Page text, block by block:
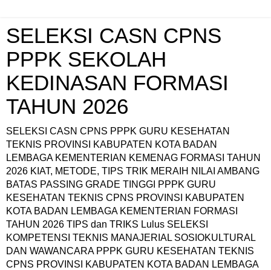
SELEKSI CASN CPNS
PPPK SEKOLAH
KEDINASAN FORMASI
TAHUN 2026
SELEKSI CASN CPNS PPPK GURU KESEHATAN
TEKNIS PROVINSI KABUPATEN KOTA BADAN
LEMBAGA KEMENTERIAN KEMENAG FORMASI TAHUN
2026 KIAT, METODE, TIPS TRIK MERAIH NILAI AMBANG
BATAS PASSING GRADE TINGGI PPPK GURU
KESEHATAN TEKNIS CPNS PROVINSI KABUPATEN
KOTA BADAN LEMBAGA KEMENTERIAN FORMASI
TAHUN 2026 TIPS dan TRIKS Lulus SELEKSI
KOMPETENSI TEKNIS MANAJERIAL SOSIOKULTURAL
DAN WAWANCARA PPPK GURU KESEHATAN TEKNIS
CPNS PROVINSI KABUPATEN KOTA BADAN LEMBAGA